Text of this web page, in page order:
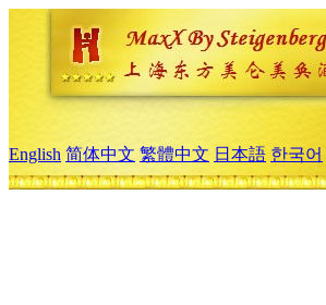
English 简体中文 繁體中文 日本語 한국어